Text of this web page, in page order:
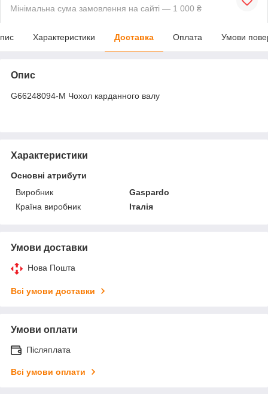
Мінімальна сума замовлення на сайті — 1 000 ₴
Характеристики Доставка Оплата Умови
Опис
G66248094-M Чохол карданного валу
Характеристики
Основні атрибути
Виробник
Gaspardo
Країна виробник
Італія
Умови доставки
Нова Пошта
Всі умови доставки
Умови оплати
Післяплата
Всі умови оплати